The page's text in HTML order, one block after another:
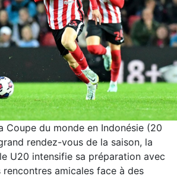
Coupe du monde en Indonésie (20
rendez-vous de la saison, la
U20 intensifie sa préparation avec
amicales face à des